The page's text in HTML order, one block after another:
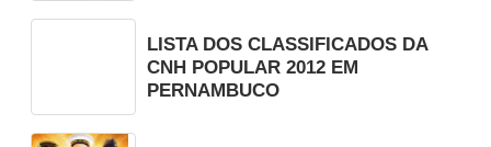
LISTA DOS CLASSIFICADOS DA
CNH POPULAR 2012 EM
PERNAMBUCO